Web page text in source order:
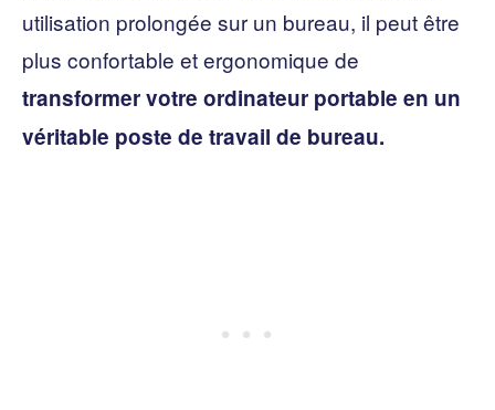
utilisation prolongée sur un bureau, il peut être
plus confortable et ergonomique de
transformer votre ordinateur portable en un
véritable poste de travail de bureau.